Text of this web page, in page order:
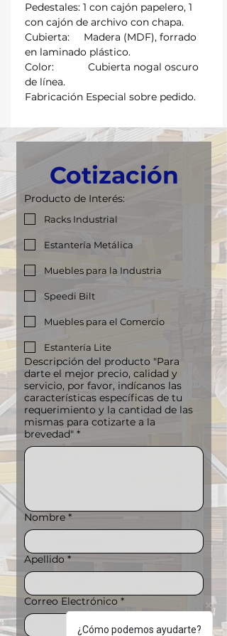
Pedestales: 1 con cajón papelero, 1
con cajón de archivo con chapa.
Cubierta: Madera (MDF), forrado
en laminado plástico.
Color: Cubierta nogal oscuro
de línea.
Fabricación Especial sobre pedido.
Cotización
Producto de Interés:
Racks Industrial
Estantería Metálica
Muebles para la Industria
Speedi Bilt
Muebles para el Comercio
Estantería Lite
Descripción del producto "Para
darte el mejor precio, calidad y
servicio, por favor, indícanos las
características específicas de tu
requerimiento y la cantidad de las
mismas para cotizarte a la
brevedad" *
Nombre *
Apellido *
Correo Electrónico *
¿Cómo podemos ayudarte?